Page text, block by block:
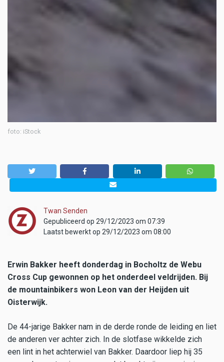
foto: iStock
Twan Senden
Gepubliceerd op 29/12/2023 om 07:39
Laatst bewerkt op 29/12/2023 om 08:00
Erwin Bakker heeft donderdag in Bocholtz de Webu
Cross Cup gewonnen op het onderdeel veldrijden. Bij
de mountainbikers won Leon van der Heijden uit
Oisterwijk.
De 44-jarige Bakker nam in de derde ronde de leiding en liet
de anderen ver achter zich. In de slotfase wikkelde zich
een lint in het achterwiel van Bakker. Daardoor liep hij 35